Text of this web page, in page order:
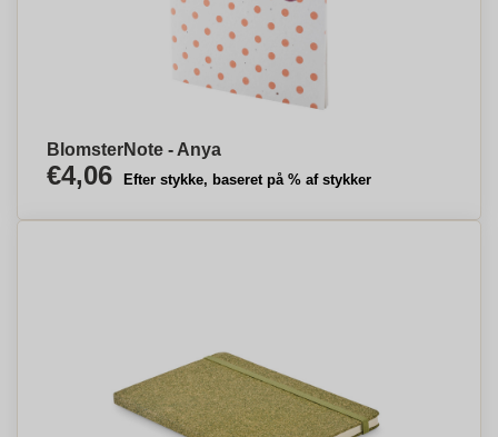
BlomsterNote - Anya
€4,06 Efter stykke, baseret på % af stykker